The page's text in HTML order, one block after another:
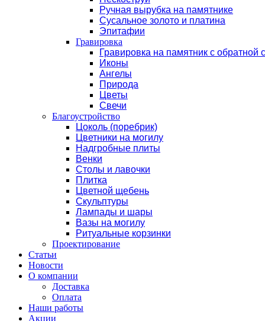
Ручная вырубка на памятнике
Сусальное золото и платина
Эпитафии
Гравировка
Гравировка на памятник с обратной
Иконы
Ангелы
Природа
Цветы
Свечи
Благоустройство
Цоколь (поребрик)
Цветники на могилу
Надгробные плиты
Венки
Столы и лавочки
Плитка
Цветной щебень
Скульптуры
Лампады и шары
Вазы на могилу
Ритуальные корзинки
Проектирование
Статьи
Новости
О компании
Доставка
Оплата
Наши работы
Акции